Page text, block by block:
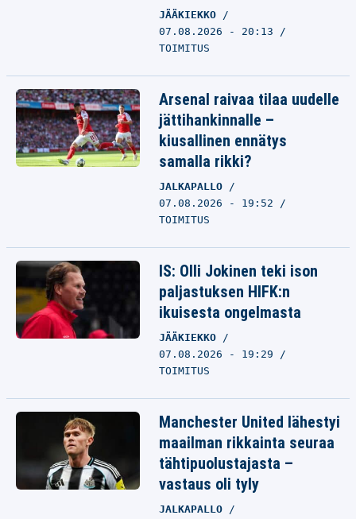
JÄÄKIEKKO
07.08.2026 - 20:13
TOIMITUS
Arsenal raivaa tilaa uudelle
jättihankinnalle –
kiusallinen ennätys
samalla rikki?
JALKAPALLO
07.08.2026 - 19:52
TOIMITUS
IS: Olli Jokinen teki ison
paljastuksen HIFK:n
ikuisesta ongelmasta
JÄÄKIEKKO
07.08.2026 - 19:29
TOIMITUS
Manchester United lähestyi
maailman rikkainta seuraa
tähtipuolustajasta –
vastaus oli tyly
JALKAPALLO